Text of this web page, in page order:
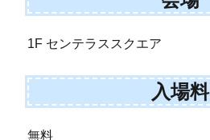
1F センテラススクエア
入場料
無料